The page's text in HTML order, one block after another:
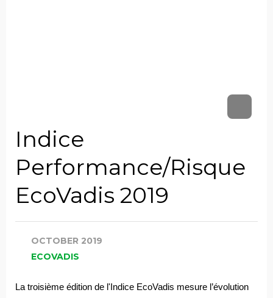
Indice
Performance/Risque
EcoVadis 2019
OCTOBER 2019
ECOVADIS
La troisième édition de l'Indice EcoVadis mesure l’évolution